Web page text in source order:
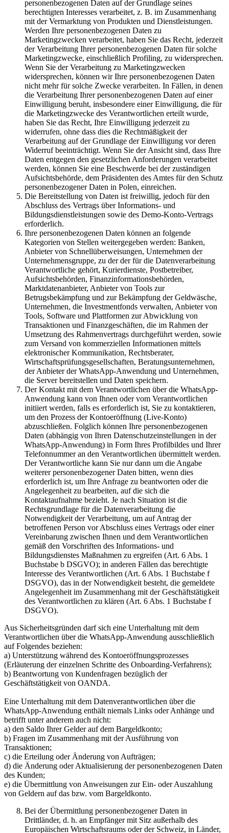
personenbezogenen Daten auf der Grundlage seines
berechtigten Interesses verarbeitet, z. B. im Zusammenhang
mit der Vermarktung von Produkten und Dienstleistungen.
Werden Ihre personenbezogenen Daten zu
Marketingzwecken verarbeitet, haben Sie das Recht, jederzeit
der Verarbeitung Ihrer personenbezogenen Daten für solche
Marketingzwecke, einschließlich Profiling, zu widersprechen.
Wenn Sie der Verarbeitung zu Marketingzwecken
widersprechen, können wir Ihre personenbezogenen Daten
nicht mehr für solche Zwecke verarbeiten. In Fällen, in denen
die Verarbeitung Ihrer personenbezogenen Daten auf einer
Einwilligung beruht, insbesondere einer Einwilligung, die für
die Marketingzwecke des Verantwortlichen erteilt wurde,
haben Sie das Recht, Ihre Einwilligung jederzeit zu
widerrufen, ohne dass dies die Rechtmäßigkeit der
Verarbeitung auf der Grundlage der Einwilligung vor deren
Widerruf beeinträchtigt. Wenn Sie der Ansicht sind, dass Ihre
Daten entgegen den gesetzlichen Anforderungen verarbeitet
werden, können Sie eine Beschwerde bei der zuständigen
Aufsichtsbehörde, dem Präsidenten des Amtes für den Schutz
personenbezogener Daten in Polen, einreichen.
Die Bereitstellung von Daten ist freiwillig, jedoch für den
Abschluss des Vertrags über Informations- und
Bildungsdienstleistungen sowie des Demo-Konto-Vertrags
erforderlich.
Ihre personenbezogenen Daten können an folgende
Kategorien von Stellen weitergegeben werden: Banken,
Anbieter von Schnellüberweisungen, Unternehmen der
Unternehmensgruppe, zu der der für die Datenverarbeitung
Verantwortliche gehört, Kurierdienste, Postbetreiber,
Aufsichtsbehörden, Finanzinformationsbehörden,
Marktdatenanbieter, Anbieter von Tools zur
Betrugsbekämpfung und zur Bekämpfung der Geldwäsche,
Unternehmen, die Investmentfonds verwalten, Anbieter von
Tools, Software und Plattformen zur Abwicklung von
Transaktionen und Finanzgeschäften, die im Rahmen der
Umsetzung des Rahmenvertrags durchgeführt werden, sowie
zum Versand von kommerziellen Informationen mittels
elektronischer Kommunikation, Rechtsberater,
Wirtschaftsprüfungsgesellschaften, Beratungsunternehmen,
der Anbieter der WhatsApp-Anwendung und Unternehmen,
die Server bereitstellen und Daten speichern.
Der Kontakt mit dem Verantwortlichen über die WhatsApp-
Anwendung kann von Ihnen oder vom Verantwortlichen
initiiert werden, falls es erforderlich ist, Sie zu kontaktieren,
um den Prozess der Kontoeröffnung (Live-Konto)
abzuschließen. Folglich können Ihre personenbezogenen
Daten (abhängig von Ihren Datenschutzeinstellungen in der
WhatsApp-Anwendung) in Form Ihres Profilbildes und Ihrer
Telefonnummer an den Verantwortlichen übermittelt werden.
Der Verantwortliche kann Sie nur dann um die Angabe
weiterer personenbezogener Daten bitten, wenn dies
erforderlich ist, um Ihre Anfrage zu beantworten oder die
Angelegenheit zu bearbeiten, auf die sich die
Kontaktaufnahme bezieht. Je nach Situation ist die
Rechtsgrundlage für die Datenverarbeitung die
Notwendigkeit der Verarbeitung, um auf Antrag der
betroffenen Person vor Abschluss eines Vertrags oder einer
Vereinbarung zwischen Ihnen und dem Verantwortlichen
gemäß den Vorschriften des Informations- und
Bildungsdienstes Maßnahmen zu ergreifen (Art. 6 Abs. 1
Buchstabe b DSGVO); in anderen Fällen das berechtigte
Interesse des Verantwortlichen (Art. 6 Abs. 1 Buchstabe f
DSGVO), das in der Notwendigkeit besteht, die gemeldete
Angelegenheit im Zusammenhang mit der Geschäftstätigkeit
des Verantwortlichen zu klären (Art. 6 Abs. 1 Buchstabe f
DSGVO).
Aus Sicherheitsgründen darf sich eine Unterhaltung mit dem
Verantwortlichen über die WhatsApp-Anwendung ausschließlich
auf Folgendes beziehen:
a) Unterstützung während des Kontoeröffnungsprozesses
(Erläuterung der einzelnen Schritte des Onboarding-Verfahrens);
b) Beantwortung von Kundenfragen bezüglich der
Geschäftstätigkeit von OANDA.
Eine Unterhaltung mit dem Datenverantwortlichen über die
WhatsApp-Anwendung enthält niemals Links oder Anhänge und
betrifft unter anderem auch nicht:
a) den Saldo Ihrer Gelder auf dem Bargeldkonto;
b) Fragen im Zusammenhang mit der Ausführung von
Transaktionen;
c) die Erteilung oder Änderung von Aufträgen;
d) die Änderung oder Aktualisierung der personenbezogenen Daten
des Kunden;
e) die Übermittlung von Anweisungen zur Ein- oder Auszahlung
von Geldern auf das bzw. vom Bargeldkonto.
Bei der Übermittlung personenbezogener Daten in
Drittländer, d. h. an Empfänger mit Sitz außerhalb des
Europäischen Wirtschaftsraums oder der Schweiz, in Länder,